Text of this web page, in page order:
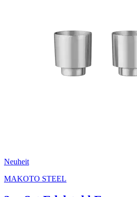
Neuheit
MAKOTO STEEL